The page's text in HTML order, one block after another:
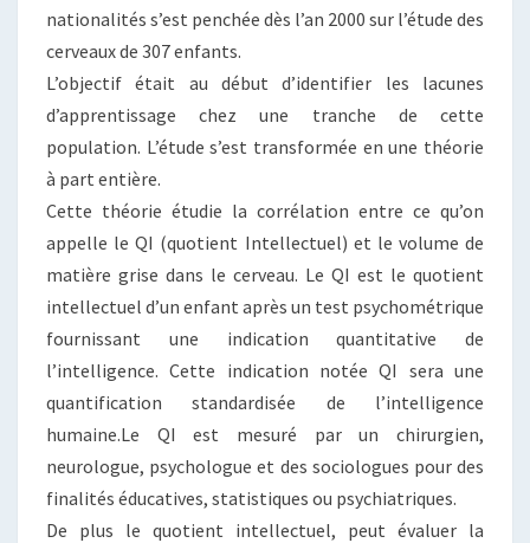
nationalités s’est penchée dès l’an 2000 sur l’étude des
cerveaux de 307 enfants.
L’objectif était au début d’identifier les lacunes
d’apprentissage chez une tranche de cette
population. L’étude s’est transformée en une théorie
à part entière.
Cette théorie étudie la corrélation entre ce qu’on
appelle le QI (quotient Intellectuel) et le volume de
matière grise dans le cerveau. Le QI est le quotient
intellectuel d’un enfant après un test psychométrique
fournissant une indication quantitative de
l’intelligence. Cette indication notée QI sera une
quantification standardisée de l’intelligence
humaine.Le QI est mesuré par un chirurgien,
neurologue, psychologue et des sociologues pour des
finalités éducatives, statistiques ou psychiatriques.
De plus le quotient intellectuel, peut évaluer la